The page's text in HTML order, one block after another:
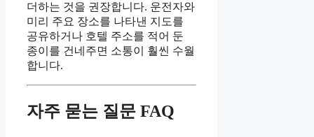
더하는 것을 권장합니다. 운전자와
미리 주요 장소를 나타낸 지도를
공유하거나 호텔 주소를 적어 둔
종이를 건네주면 소통이 훨씬 수월
합니다.
자주 묻는 질문 FAQ